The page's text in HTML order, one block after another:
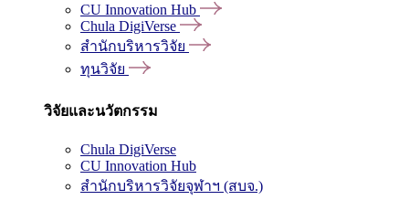
CU Innovation Hub
Chula DigiVerse
สำนักบริหารวิจัย
ทุนวิจัย
วิจัยและนวัตกรรม
Chula DigiVerse
CU Innovation Hub
สำนักบริหารวิจัยจุฬาฯ (สบจ.)